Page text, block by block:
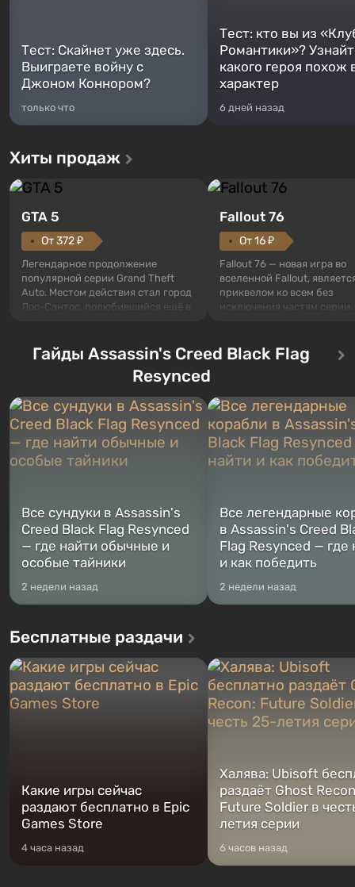
Тест: Скайнет уже здесь.
Выиграете войну с
Джоном Коннором?
только что
Тест: кто вы из
Романтики»?
какого героя похож
характер
6 дней назад
Хиты продаж
GTA 5
От 372 ₽
Легендарное продолжение
популярной серии Grand Theft
Auto. Местом действия стал город
Лос-Сантос, полюбившийся ещё в
сразу трех персонажей: Майкла,
Тревора и Франклина, между
Жанр и...
Fallout 76
От 16 ₽
Fallout 76 — новая игра во
вселенной Fallout,
приквелом ко всем без
исключения частям серии.
Оно же, по задумке
Vault-Tec, должно
Место действия Fallout...
Гайды Assassin's Creed Black Flag
Resynced
Все сундуки в Assassin's
Creed Black Flag Resynced
— где найти обычные и
особые тайники
2 недели назад
Все легендарные
в Assassin's Creed
Flag Resynced — где
и как победить
2 недели назад
Бесплатные раздачи
Какие игры сейчас
раздают бесплатно в Epic
Games Store
4 часа назад
Халява: Ubisoft
раздаёт Ghost
Future Soldier в
летия серии
6 часов назад